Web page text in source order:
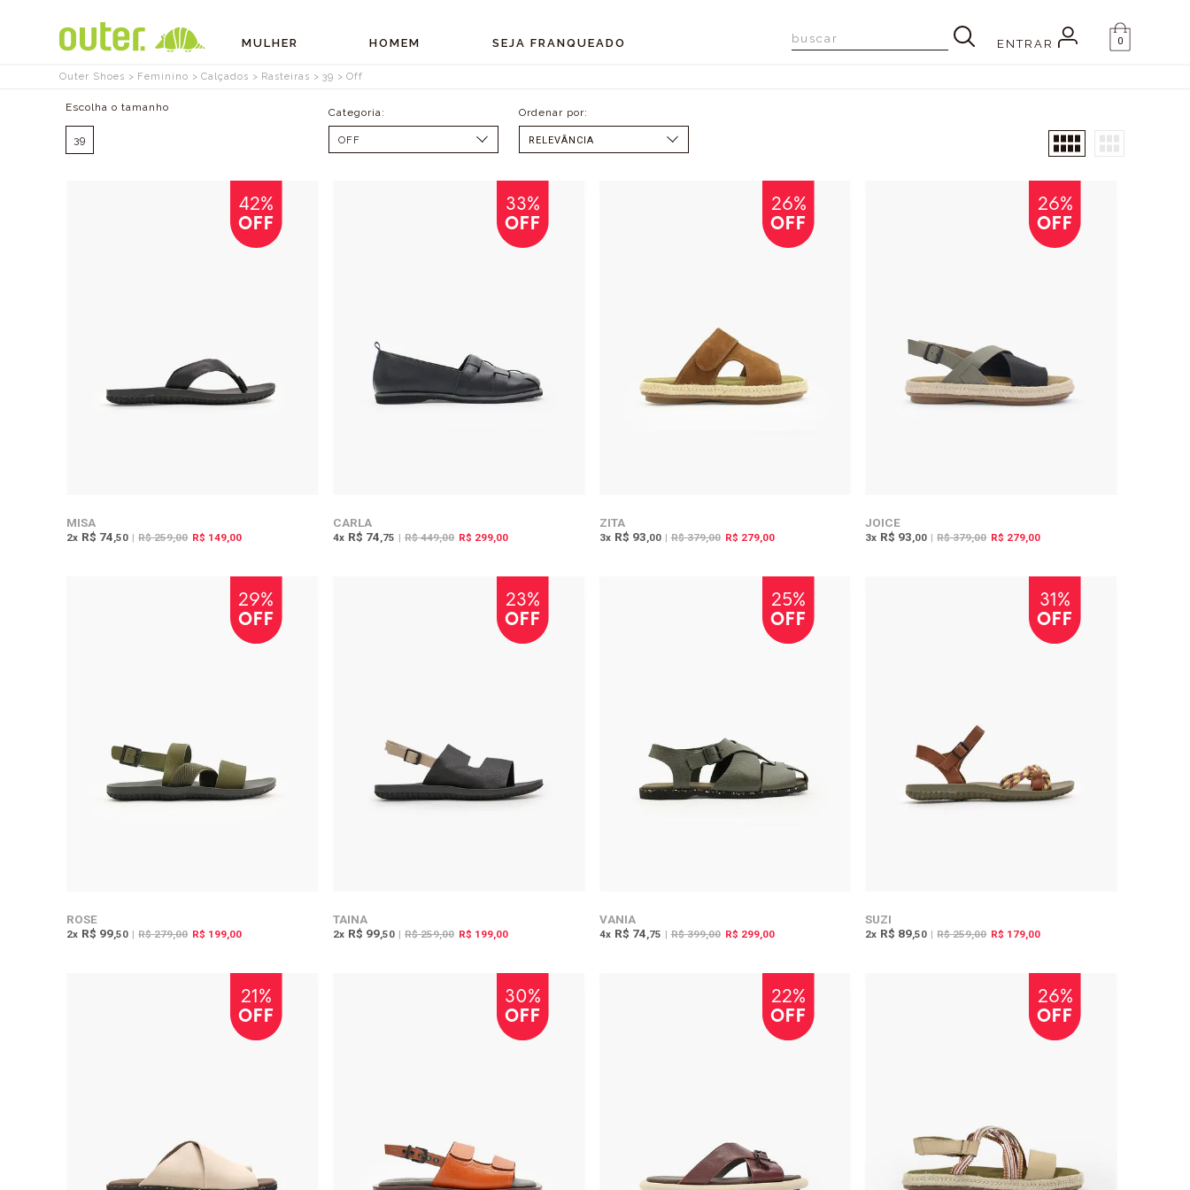
MULHER HOMEM SEJA FRANQUEADO ENTRAR 0
Outer Shoes Feminino Calçados Rasteiras 39 Off
OFF
Tamanhos
39 SELECIONAR
MAIOR PREÇO
42%
OFF
MISA
2x R$ 74,50 | R$ 259,00 R$ 149,00
33%
OFF
CARLA
4x R$ 74,75 | R$ 449,00 R$ 299,00
26%
OFF
ZITA
3x R$ 93,00 | R$ 379,00 R$ 279,00
26%
OFF
JOICE
3x R$ 93,00 | R$ 379,00 R$ 279,00
29%
OFF
ROSE
2x R$ 99,50 | R$ 279,00 R$ 199,00
23%
OFF
TAINA
2x R$ 99,50 | R$ 259,00 R$ 199,00
25%
OFF
VANIA
4x R$ 74,75 | R$ 399,00 R$ 299,00
31%
OFF
SUZI
2x R$ 89,50 | R$ 259,00 R$ 179,00
21%
OFF
30%
OFF
22%
OFF
26%
OFF